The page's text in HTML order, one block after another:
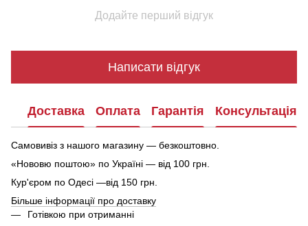
Додайте перший відгук
Написати відгук
Доставка Оплата Гарантія Консультація
Самовивіз з нашого магазину — безкоштовно.
«Нововю поштою» по Україні — від 100 грн.
Кур'єром по Одесі —від 150 грн.
Більше інформації про доставку
Готівкою при отриманні